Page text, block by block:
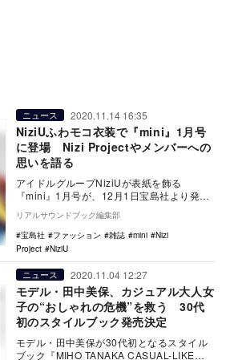
ニュース 2020.11.14 16:35
NiziUふわモコ衣装で『mini』1月号
に登場 Nizi Projectやメンバーへの
思いを語る
アイドルグループNiziUが表紙を飾る
『mini』1月号が、12月1日宝島社より発売
される。 表紙の衣装のほか、 冬の女の
子…
リアルサウンドブック編集部
宝島社
ファッション 雑誌 mini
Nizi
Project
NiziU
ニュース 2020.11.04 12:27
モデル・田中美保、カジュアル大人女
子の“おしゃれの危機”を救う 30代
初のスタイルブック発売決定
モデル・田中美保が30代初となるスタイル
ブック『MIHO TANAKA CASUAL-LIKE